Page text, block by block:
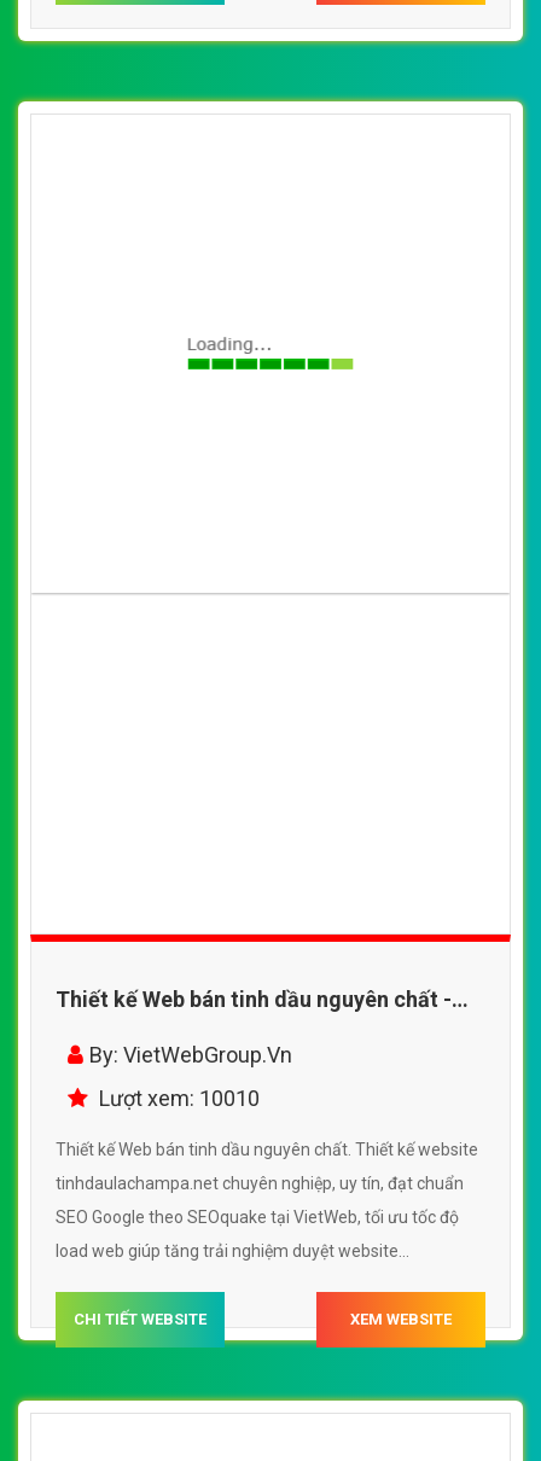
Thiết kế Web bán tinh dầu nguyên chất -
tinhdaulachampa.net
By: VietWebGroup.Vn
Lượt xem: 10010
Thiết kế Web bán tinh dầu nguyên chất. Thiết kế website
tinhdaulachampa.net chuyên nghiệp, uy tín, đạt chuẩn
SEO Google theo SEOquake tại VietWeb, tối ưu tốc độ
load web giúp tăng trải nghiệm duyệt website
CHI TIẾT WEBSITE XEM WEBSITE